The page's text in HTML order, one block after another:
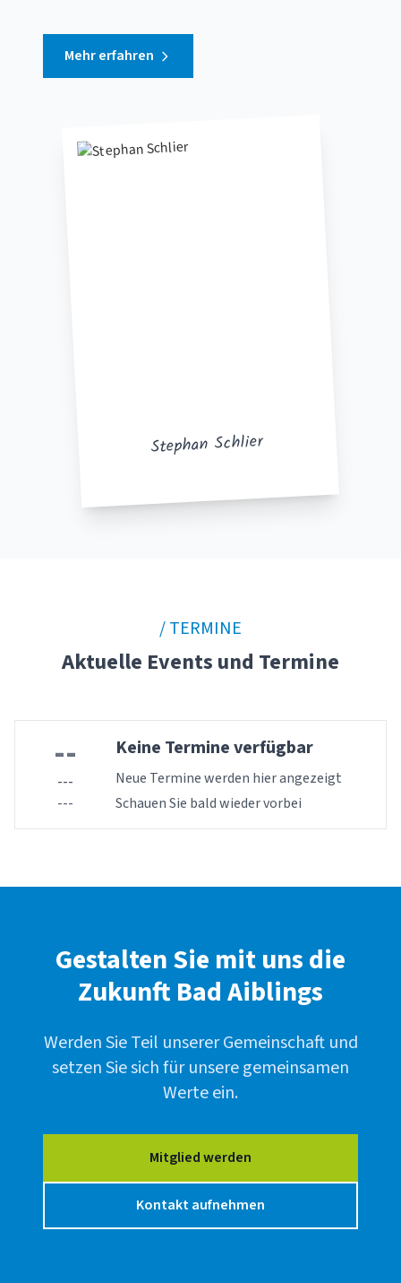
Stephan Schlier
Mehr erfahren
/ TERMINE
Aktuelle Events und Termine
--
---
---
Keine Termine verfügbar
Neue Termine werden hier angezeigt
Schauen Sie bald wieder vorbei
Gestalten Sie mit uns die
Zukunft Bad Aiblings
Werden Sie Teil unserer Gemeinschaft und
setzen Sie sich für unsere gemeinsamen
Werte ein.
Mitglied werden
Kontakt aufnehmen